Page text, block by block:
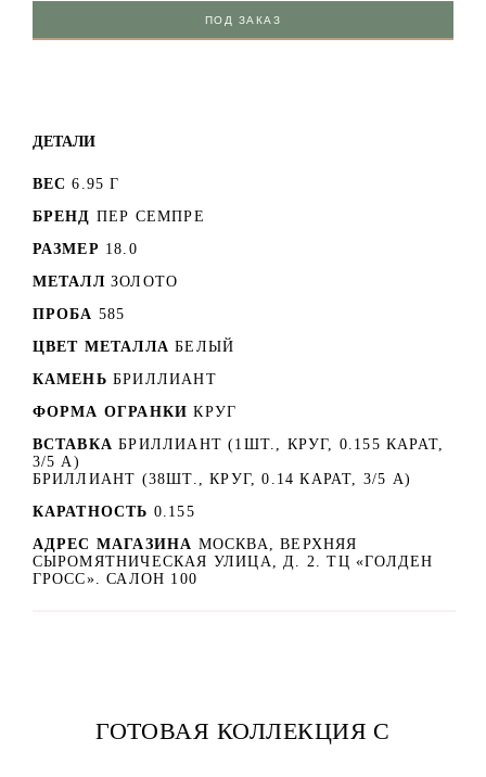
ПОД ЗАКАЗ
ДЕТАЛИ
ВЕС 6.95 Г
БРЕНД ПЕР СЕМПРЕ
РАЗМЕР 18.0
МЕТАЛЛ ЗОЛОТО
ПРОБА 585
ЦВЕТ МЕТАЛЛА БЕЛЫЙ
КАМЕНЬ БРИЛЛИАНТ
ФОРМА ОГРАНКИ КРУГ
ВСТАВКА БРИЛЛИАНТ (1ШТ., КРУГ, 0.155 КАРАТ,
3/5 А)
БРИЛЛИАНТ (38ШТ., КРУГ, 0.14 КАРАТ, 3/5 А)
КАРАТНОСТЬ 0.155
АДРЕС МАГАЗИНА МОСКВА, ВЕРХНЯЯ
СЫРОМЯТНИЧЕСКАЯ УЛИЦА, Д. 2. ТЦ «ГОЛДЕН
ГРОСС». САЛОН 100
ГОТОВАЯ КОЛЛЕКЦИЯ С